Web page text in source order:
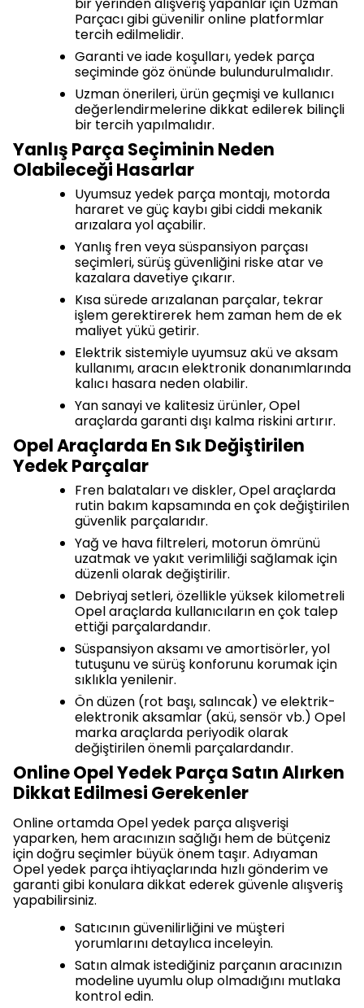
Parçacı gibi güvenilir online platformlar
tercih edilmelidir.
Garanti ve iade koşulları, yedek parça
seçiminde göz önünde bulundurulmalıdır.
Uzman önerileri, ürün geçmişi ve kullanıcı
değerlendirmelerine dikkat edilerek bilinçli
bir tercih yapılmalıdır.
Yanlış Parça Seçiminin Neden
Olabileceği Hasarlar
Uyumsuz yedek parça montajı, motorda
hararet ve güç kaybı gibi ciddi mekanik
arızalara yol açabilir.
Yanlış fren veya süspansiyon parçası
seçimleri, sürüş güvenliğini riske atar ve
kazalara davetiye çıkarır.
Kısa sürede arızalanan parçalar, tekrar
işlem gerektirerek hem zaman hem de ek
maliyet yükü getirir.
Elektrik sistemiyle uyumsuz akü ve aksam
kullanımı, aracın elektronik donanımlarında
kalıcı hasara neden olabilir.
Yan sanayi ve kalitesiz ürünler, Opel
araçlarda garanti dışı kalma riskini artırır.
Opel Araçlarda En Sık Değiştirilen
Yedek Parçalar
Fren balataları ve diskler, Opel araçlarda
rutin bakım kapsamında en çok değiştirilen
güvenlik parçalarıdır.
Yağ ve hava filtreleri, motorun ömrünü
uzatmak ve yakıt verimliliği sağlamak için
düzenli olarak değiştirilir.
Debriyaj setleri, özellikle yüksek kilometreli
Opel araçlarda kullanıcıların en çok talep
ettiği parçalardandır.
Süspansiyon aksamı ve amortisörler, yol
tutuşunu ve sürüş konforunu korumak için
sıklıkla yenilenir.
Ön düzen (rot başı, salıncak) ve elektrik-
elektronik aksamlar (akü, sensör vb.) Opel
marka araçlarda periyodik olarak
değiştirilen önemli parçalardandır.
Online Opel Yedek Parça Satın Alırken
Dikkat Edilmesi Gerekenler
Online ortamda Opel yedek parça alışverişi
yaparken, hem aracınızın sağlığı hem de bütçeniz
için doğru seçimler büyük önem taşır. Adıyaman
Opel yedek parça ihtiyaçlarında hızlı gönderim ve
garanti gibi konulara dikkat ederek güvenle alışveriş
yapabilirsiniz.
Satıcının güvenilirliğini ve müşteri
yorumlarını detaylıca inceleyin.
Satın almak istediğiniz parçanın aracınızın
modeline uyumlu olup olmadığını mutlaka
kontrol edin.